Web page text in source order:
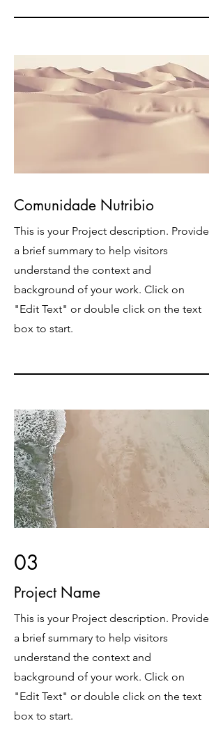
Comunidade Nutribio
This is your Project description. Provide
a brief summary to help visitors
understand the context and
background of your work. Click on
"Edit Text" or double click on the text
box to start.
03
Project Name
This is your Project description. Provide
a brief summary to help visitors
understand the context and
background of your work. Click on
"Edit Text" or double click on the text
box to start.